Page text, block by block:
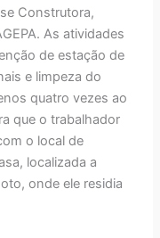
Construtora,
As atividades
de estação de
e limpeza do
quatro vezes ao
que o trabalhador
o local de
localizada a
onde ele residia